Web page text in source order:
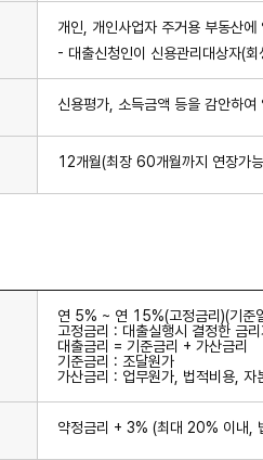
개인, 개인사업자 주거용 부동산에
- 대출신청인이 신용관리대상자(
신용평가, 소득금액 등을 감안하
12개월(최장 60개월까지 연장가
연 5% ~ 연 15%(고정금리)(기
고정금리 : 대출실행시 결정한 금
대출금리 = 기준금리 + 가산금리
기준금리 : 조달원가
가산금리 : 업무원가, 법적비용,
약정금리 + 3% (최대 20% 이내,